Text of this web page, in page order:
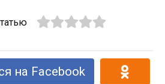
на Facebook